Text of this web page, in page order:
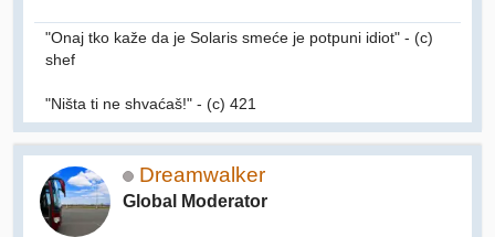
"Onaj tko kaže da je Solaris smeće je potpuni idiot" - (c)
shef
"Ništa ti ne shvaćaš!" - (c) 421
Dreamwalker
Global Moderator